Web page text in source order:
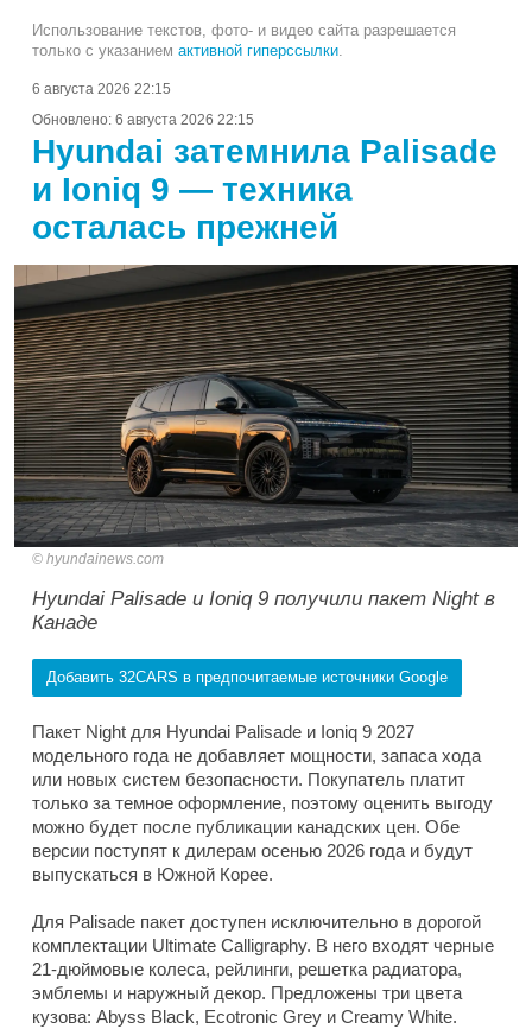
Использование текстов, фото- и видео сайта разрешается
только с указанием активной гиперссылки
6 августа 2026 22:15
Обновлено: 6 августа 2026 22:15
Hyundai затемнила Palisade
и Ioniq 9 — техника
осталась прежней
hyundainews.com
Hyundai Palisade и Ioniq 9 получили пакет Night в
Канаде
Добавить 32CARS в предпочитаемые источники Google
Пакет Night для Hyundai Palisade и Ioniq 9 2027
модельного года не добавляет мощности, запаса хода
или новых систем безопасности. Покупатель платит
только за темное оформление, поэтому оценить выгоду
можно будет после публикации канадских цен. Обе
версии поступят к дилерам осенью 2026 года и будут
выпускаться в Южной Корее.
Для Palisade пакет доступен исключительно в дорогой
комплектации Ultimate Calligraphy. В него входят черные
21-дюймовые колеса, рейлинги, решетка радиатора,
эмблемы и наружный декор. Предложены три цвета
кузова: Abyss Black, Ecotronic Grey и Creamy White.